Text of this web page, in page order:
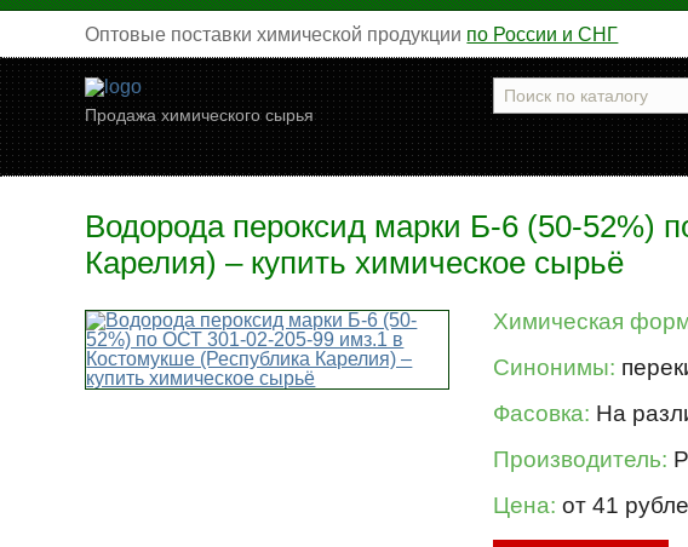
Оптовые поставки химической продукции по России и СНГ
Продажа химического сырья
Водорода пероксид марки Б-6 (50-52%)
Карелия) – купить химическое сырьё
Химическая
Синонимы:
Фасовка: На
Производитель:
Цена: от 41